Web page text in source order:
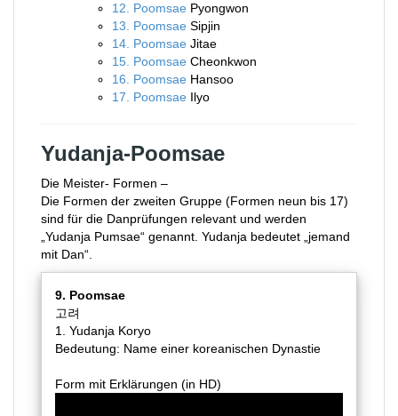
12. Poomsae Pyongwon
13. Poomsae Sipjin
14. Poomsae Jitae
15. Poomsae Cheonkwon
16. Poomsae Hansoo
17. Poomsae Ilyo
Yudanja-Poomsae
Die Meister- Formen –
Die Formen der zweiten Gruppe (Formen neun bis 17)
sind für die Danprüfungen relevant und werden
„Yudanja Pumsae“ genannt. Yudanja bedeutet „jemand
mit Dan“.
9. Poomsae
고려
1. Yudanja Koryo
Bedeutung: Name einer koreanischen Dynastie
Form mit Erklärungen (in HD)